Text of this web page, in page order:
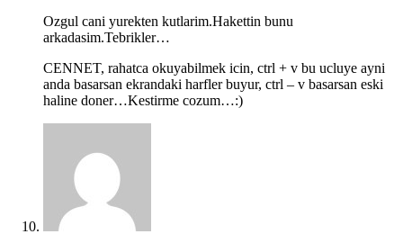
Ozgul cani yurekten kutlarim.Hakettin bunu
arkadasim.Tebrikler…
CENNET, rahatca okuyabilmek icin, ctrl + v bu ucluye ayni
anda basarsan ekrandaki harfler buyur, ctrl – v basarsan eski
haline doner…Kestirme cozum…:)